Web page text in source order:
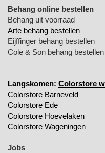
Behang online bestellen
Behang uit voorraad
Arte behang bestellen
Eijffinger behang bestellen
Cole & Son behang bestellen
Langskomen: Colorstore
Colorstore Barneveld
Colorstore Ede
Colorstore Hoevelaken
Colorstore Wageningen
Jobs